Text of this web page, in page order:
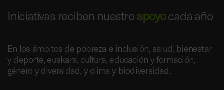
Iniciativas reciben nuestroapoyocada año
En los ámbitos de pobreza e inclusión, salud, bienestar
y deporte, euskara, cultura, educación y formación,
género y diversidad, y clima y biodiversidad.